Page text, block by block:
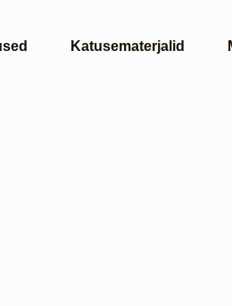
Katusematerjalid